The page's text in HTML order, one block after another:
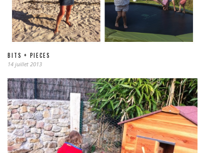
BITS + PIECES
14 juillet 2013